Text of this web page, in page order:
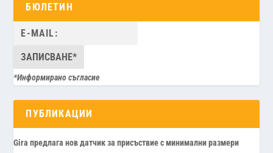
БЮЛЕТИН
*Информирано съгласие
ПУБЛИКАЦИИ
Gira предлага нов датчик за присъствие с минимални размери